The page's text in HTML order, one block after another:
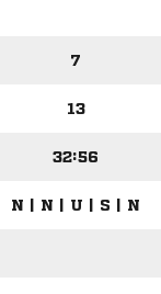
7
13
32:56
N | N | U | S | N